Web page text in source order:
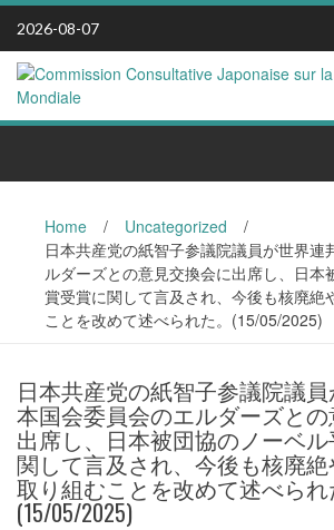
Skip
content
2026-08-07
Home / Uncategorized
/
日本共産党の紙智子参議院議員が世界連
ルダーズとの意見交換会に出席し、日本
賞受賞に関して言及され、今後も核廃絶
ことを改めて述べられた。(15/05/2025)
日本共産党の紙智子参議院議
本国会委員会のエルダーズと
出席し、日本被団協のノーベ
関して言及され、今後も核廃
取り組むことを改めて述べられ
(15/05/2025)